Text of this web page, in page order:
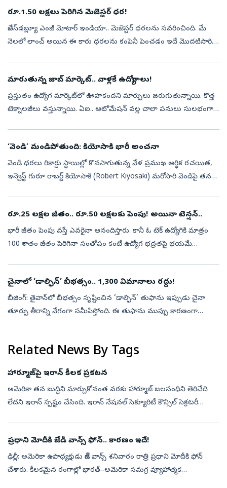
రూ.1.50 లక్షలు పెరిగిన మెజెస్టర్ ధర!
జేఎస్‌డబ్ల్యూ ఎంజీ మోటార్ ఇండియా.. మెజెస్టర్ ధరలను సవరించింది. మే
నెలలో లాంచ్ అయిన ఈ కారు ధరలను కంపెనీ పెంచడం ఇదే మొదటిసారి.
మారుతున్న జాబ్ మార్కెట్.. వాళ్లకే ఉద్యోగాలు!
ప్రస్తుతం ఉద్యోగ మార్కెట్‌లో ఊహకందని మార్పులు జరుగుతున్నాయి. కొత్త
టెక్నాలజీలు వస్తున్నాయి. ఏఐ.. ఆటోమేషన్ వల్ల చాలా పనులు సులభంగా
‘వెండి’ మండిపోతుంది: కియోసాకి భారీ అంచనా
వెండి ధరలు రికార్డు స్థాయిల్లో కొనసాగుతున్న వేళ ప్రముఖ ఆర్థిక రచయిత,
ఇన్వెస్ట్‌ గురూ రాబర్ట్‌ కియోసాకి (Robert Kiyosaki) మరోసారి వెండిపై తన
రూ.25 లక్షల జీతం.. రూ.50 లక్షలకు పెంపు! అయినా టెన్షన్..
భారీ జీతం పెంపు వస్తే ఎవరైనా ఆనందిస్తారు. కానీ ఓ టెక్ ఉద్యోగికి మాత్రం
100 శాతం జీతం పెరిగినా సంతోషం కంటే ఉద్యోగ భద్రతపై భయమే
చైనాలో ‘డాల్ఫిన్‌’ బీభత్సం.. 1,300 విమానాలు రద్దు!
బీజింగ్‌: తైవాన్‌లో బీభత్సం సృష్టించిన ‘డాల్ఫిన్’ తుఫాను ఇప్పుడు చైనా
తూర్పు తీరాన్ని వేగంగా సమీపిస్తోంది. ఈ తుఫాను ముప్పు కారణంగా
Related News By Tags
హార్మూజ్‌పై ఇరాన్‌ కీలక ప్రకటన
అమెరికా తన బుద్ధిని మార్చుకోనంత వరకు హార్మూజ్‌ జలసంధిని తెరిచేది
లేదని ఇరాన్‌ స్పష్టం చేసింది. ఇరాన్‌ నేషనల్‌ సెక్యూరిటీ కౌన్సిల్‌ సెక్రటరీ
ప్రధాని మోదీకి జేడీ వాన్స్‌ ఫోన్‌.. కారణం​ ఇదే!
ఢిల్లీ: అమెరికా ఉపాధ్యక్షుడు జేడీ వాన్స్‌ శనివారం రాత్రి ప్రధాని మోదీకి ఫోన్‌
చేశారు. కీలకమైన రంగాల్లో భారత్‌–అమెరికా సమగ్ర వ్యూహాత్మక